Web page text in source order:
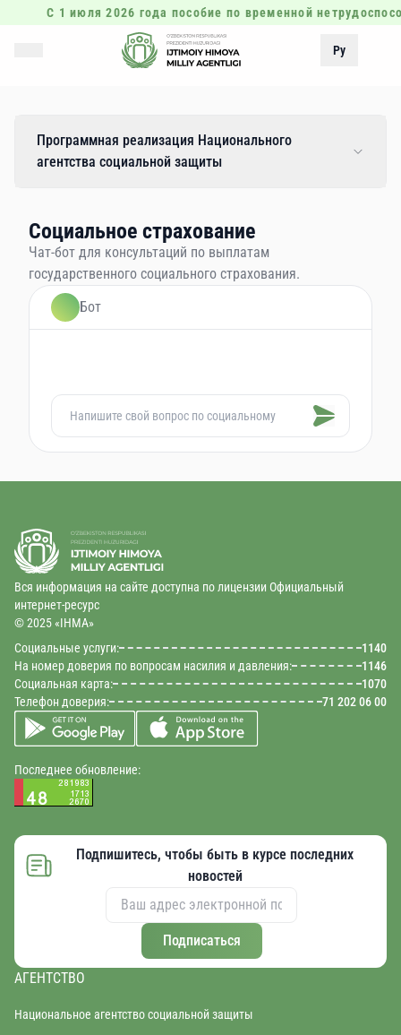
С 1 июля 2026 года пособие по временной
Ру
Программная реализация Национального
агентства социальной защиты
Социальное страхование
Чат-бот для консультаций по выплатам
государственного социального страхования.
Бот
Вся информация на сайте доступна по лицензии Официальный
интернет-ресурс
© 2025 «IHMA»
Социальные услуги:
1140
На номер доверия по вопросам насилия и давления:
1146
Социальная карта:
1070
Телефон доверия:
71 202 06 00
Последнее обновление:
Подпишитесь, чтобы быть в курсе последних
новостей
Подписаться
АГЕНТСТВО
Национальное агентство социальной защиты